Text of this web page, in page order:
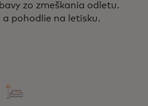
zo zmeškania odletu.
a pohodlie na letisku.